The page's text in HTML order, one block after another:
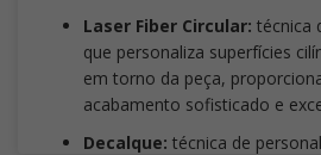
Laser Fiber Circular: técnica
que personaliza superfícies
em torno da peça,
acabamento sofisticado e
Decalque: técnica de